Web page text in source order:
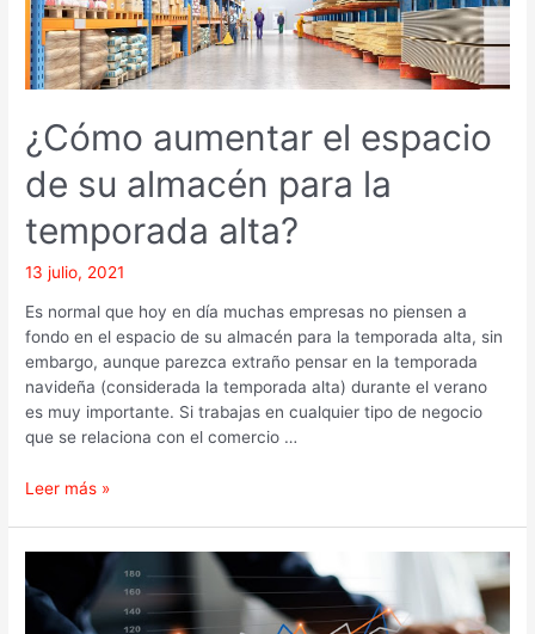
¿Cómo aumentar el espacio
de su almacén para la
temporada alta?
13 julio, 2021
Es normal que hoy en día muchas empresas no piensen a
fondo en el espacio de su almacén para la temporada alta, sin
embargo, aunque parezca extraño pensar en la temporada
navideña (considerada la temporada alta) durante el verano
es muy importante. Si trabajas en cualquier tipo de negocio
que se relaciona con el comercio …
almacén
para
la
temporada
Leer más »
KPI
claves